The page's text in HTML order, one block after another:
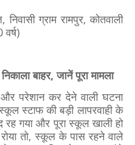
ग्राम रामपुर, कोतवाली
बाहर, जानें पूरा मामला
परेशान कर देने वाली घटना
स्टाफ की बड़ी लापरवाही के
गया और पूरा स्कूल खाली हो
तो, स्कूल के पास रहने वाले